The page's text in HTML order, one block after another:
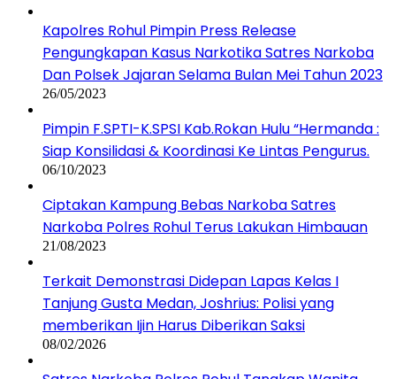
Kapolres Rohul Pimpin Press Release
Pengungkapan Kasus Narkotika Satres Narkoba
Dan Polsek Jajaran Selama Bulan Mei Tahun 2023
26/05/2023
Pimpin F.SPTI-K.SPSI Kab.Rokan Hulu “Hermanda :
Siap Konsilidasi & Koordinasi Ke Lintas Pengurus.
06/10/2023
Ciptakan Kampung Bebas Narkoba Satres
Narkoba Polres Rohul Terus Lakukan Himbauan
21/08/2023
Terkait Demonstrasi Didepan Lapas Kelas I
Tanjung Gusta Medan, Joshrius: Polisi yang
memberikan Ijin Harus Diberikan Saksi
08/02/2026